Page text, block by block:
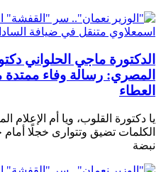
الدكتورة ماجي الحلواني
المصري: رسالة وفاء
العطاء
يا دكتورة القلوب، ويا أم
الكلمات تضيق وتتوارى خجلًا
نبضة